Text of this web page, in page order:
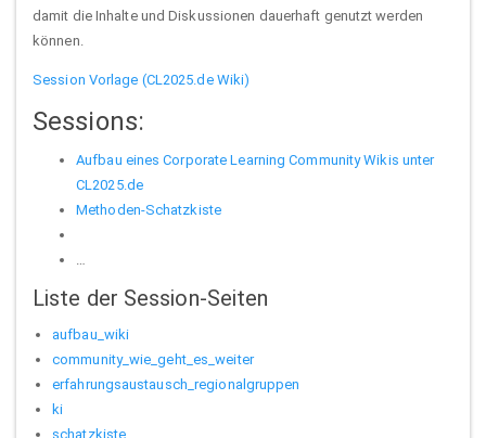
damit die Inhalte und Diskussionen dauerhaft genutzt werden
können.
Session Vorlage (CL2025.de Wiki)
Sessions:
Aufbau eines Corporate Learning Community Wikis unter
CL2025.de
Methoden-Schatzkiste
…
Liste der Session-Seiten
aufbau_wiki
community_wie_geht_es_weiter
erfahrungsaustausch_regionalgruppen
ki
schatzkiste